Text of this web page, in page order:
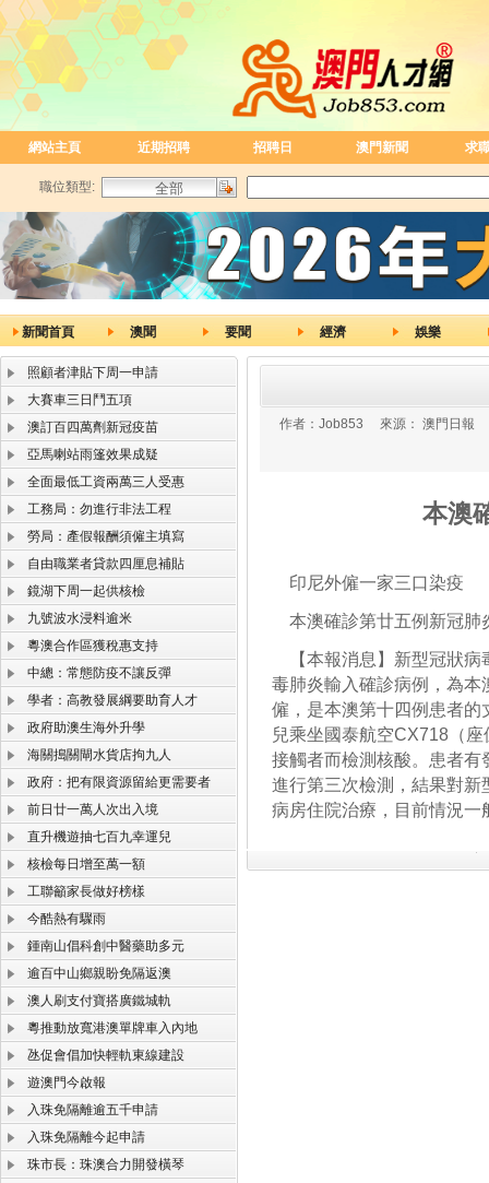
網站主頁 近期招聘 招聘日 澳門新聞 求
職位類型:
新聞首頁 澳聞 要聞 經濟 娛樂
照顧者津貼下周一申請
大賽車三日鬥五項
澳訂百四萬劑新冠疫苗
亞馬喇站雨篷效果成疑
全面最低工資兩萬三人受惠
工務局：勿進行非法工程
勞局：產假報酬須僱主填寫
自由職業者貸款四厘息補貼
鏡湖下周一起供核檢
九號波水浸料逾米
粵澳合作區獲稅惠支持
中總：常態防疫不讓反彈
學者：高教發展綱要助育人才
政府助澳生海外升學
海關搗關閘水貨店拘九人
政府：把有限資源留給更需要者
前日廿一萬人次出入境
直升機遊抽七百九幸運兒
核檢每日增至萬一額
工聯籲家長做好榜樣
今酷熱有驟雨
鍾南山倡科創中醫藥助多元
逾百中山鄉親盼免隔返澳
澳人刷支付寶搭廣鐵城軌
粵推動放寬港澳單牌車入內地
氹促會倡加快輕軌東線建設
遊澳門今啟報
入珠免隔離逾五千申請
入珠免隔離今起申請
珠市長：珠澳合力開發橫琴
作者： Job853 來源： 澳門日報
本澳
印尼外僱一家三口染疫
本澳確診第廿五例新冠肺
【本報消息】新型冠狀病
毒肺炎輸入確診病例，為
僱，是本澳第十四例患者
兒乘坐國泰航空CX718（
接觸者而檢測核酸。患者
進行第三次檢測，結果對
病房住院治療，目前情況一